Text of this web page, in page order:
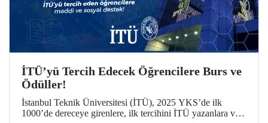
İTÜ’yü Tercih Edecek Öğrencilere Burs ve
Ödüller!
İstanbul Teknik Üniversitesi (İTÜ), 2025 YKS’de ilk
1000’de dereceye girenlere, ilk tercihini İTÜ yazanlara ve